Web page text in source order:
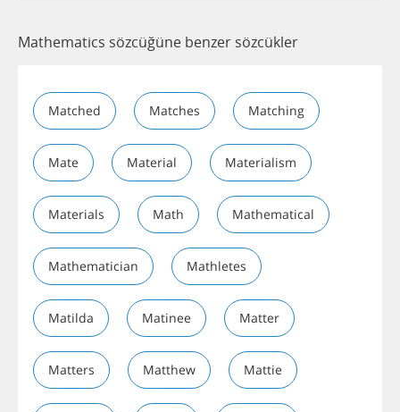
Mathematics sözcüğüne benzer sözcükler
Matched Matches Matching
Mate Material Materialism
Materials Math Mathematical
Mathematician Mathletes
Matilda Matinee Matter
Matters Matthew Mattie